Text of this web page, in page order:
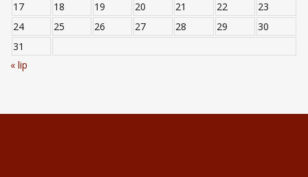
17
18 19 20 21 22
23
24
25 26 27 28 29
30
31
« lip